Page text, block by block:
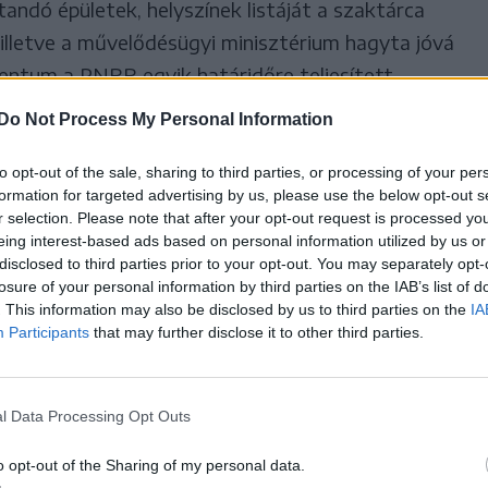
Do Not Process My Personal Information
opt-out of the sale, sharing to third parties, or processing of your
for targeted advertising by us, please use the below opt-out
selection. Please note that after your opt-out request is processed
interest-based ads based on personal information utilized by us
to third parties prior to your opt-out. You may separately
of your personal information by third parties on the IAB’s list of
This information may also be disclosed by us to third parties on the
Participants that may further disclose it to other third parties.
Data Processing Opt Outs
opt-out of the Sharing of my personal data.
épületek, helyszínek listáját a szaktárca
a művelődésügyi minisztérium hagyta jóvá
a PNRR egyik határidőre teljesített
alelnöke szerint a
remélik, hogy a projektre
zajló felújításoknak,
köszönhetően a
százalékkal nő majd az
turisták száma, és
turizmus is.